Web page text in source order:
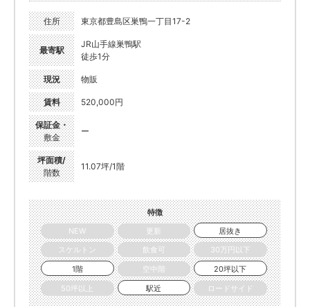
住所 東京都豊島区巣鴨一丁目17-2
最寄駅
JR山手線巣鴨駅
徒歩1分
現況 物販
賃料 520,000円
保証金・
敷金
ー
坪面積/
階数
11.07坪/1階
特徴
NEW
更新
居抜き
スケルトン
飲食可
30万円以下
1階
空中階
20坪以下
50坪以上
駅近 ロードサイド